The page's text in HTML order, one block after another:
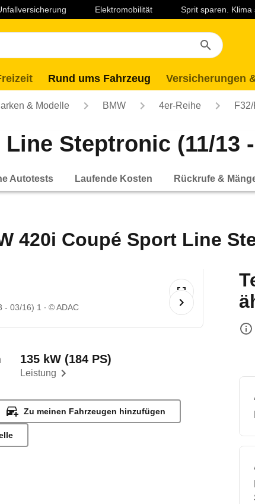
Elektromobilität Sprit sparen. Klima
Rund ums Fahrzeug Versicherungen
& Modelle BMW 4er-Reihe
Steptronic (11/13
Autotests Laufende Kosten Rückrufe &
420i Coupé Sport Line
- 03/16) 1 © ADAC
Leistung
135 kW (184 PS)
Zu meinen Fahrzeugen hinzufügen